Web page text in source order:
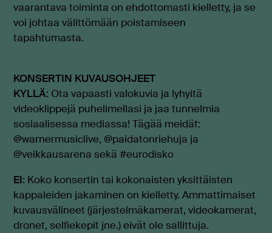
vaarantava toiminta on ehdottomasti kielletty, ja se
voi johtaa välittömään poistamiseen
tapahtumasta.
KONSERTIN KUVAUSOHJEET
KYLLÄ: Ota vapaasti valokuvia ja lyhyitä
videoklippejä puhelimellasi ja jaa tunnelmia
sosiaalisessa mediassa! Tägää meidät:
@warnermusiclive, @paidatonriehuja ja
@veikkausarena sekä #eurodisko
EI: Koko konsertin tai kokonaisten yksittäisten
kappaleiden jakaminen on kielletty. Ammattimaiset
kuvausvälineet (järjestelmäkamerat, videokamerat,
dronet, selfiekepit jne.) eivät ole sallittuja.